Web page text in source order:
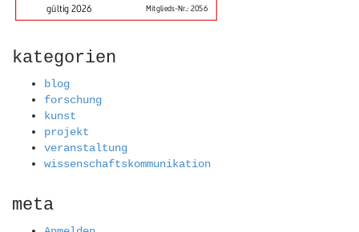
kategorien
blog
forschung
kunst
projekt
veranstaltung
wissenschaftskommunikation
meta